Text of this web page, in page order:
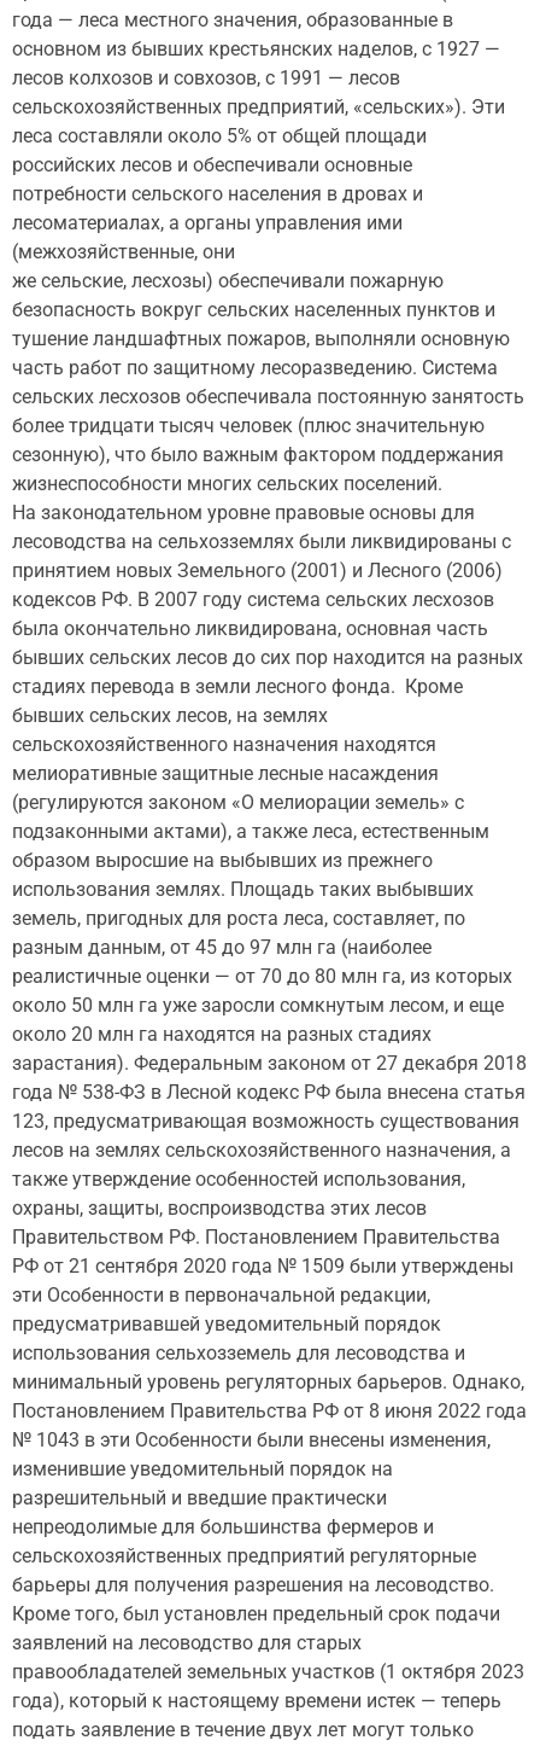
года — леса местного значения, образованные в
основном из бывших крестьянских наделов, с 1927 —
лесов колхозов и совхозов, с 1991 — лесов
сельскохозяйственных предприятий, «сельских»). Эти
леса составляли около 5% от общей площади
российских лесов и обеспечивали основные
потребности сельского населения в дровах и
лесоматериалах, а органы управления ими
(межхозяйственные, они
же сельские, лесхозы) обеспечивали пожарную
безопасность вокруг сельских населенных пунктов и
тушение ландшафтных пожаров, выполняли основную
часть работ по защитному лесоразведению. Система
сельских лесхозов обеспечивала постоянную занятость
более тридцати тысяч человек (плюс значительную
сезонную), что было важным фактором поддержания
жизнеспособности многих сельских поселений.
На законодательном уровне правовые основы для
лесоводства на сельхозземлях были ликвидированы с
принятием новых Земельного (2001) и Лесного (2006)
кодексов РФ. В 2007 году система сельских лесхозов
была окончательно ликвидирована, основная часть
бывших сельских лесов до сих пор находится на разных
стадиях перевода в земли лесного фонда. Кроме
бывших сельских лесов, на землях
сельскохозяйственного назначения находятся
мелиоративные защитные лесные насаждения
(регулируются законом «О мелиорации земель» с
подзаконными актами), а также леса, естественным
образом выросшие на выбывших из прежнего
использования землях. Площадь таких выбывших
земель, пригодных для роста леса, составляет, по
разным данным, от 45 до 97 млн га (наиболее
реалистичные оценки — от 70 до 80 млн га, из которых
около 50 млн га уже заросли сомкнутым лесом, и еще
около 20 млн га находятся на разных стадиях
зарастания). Федеральным законом от 27 декабря 2018
года № 538-ФЗ в Лесной кодекс РФ была внесена статья
123, предусматривающая возможность существования
лесов на землях сельскохозяйственного назначения, а
также утверждение особенностей использования,
охраны, защиты, воспроизводства этих лесов
Правительством РФ. Постановлением Правительства
РФ от 21 сентября 2020 года № 1509 были утверждены
эти Особенности в первоначальной редакции,
предусматривавшей уведомительный порядок
использования сельхозземель для лесоводства и
минимальный уровень регуляторных барьеров. Однако,
Постановлением Правительства РФ от 8 июня 2022 года
№ 1043 в эти Особенности были внесены изменения,
изменившие уведомительный порядок на
разрешительный и введшие практически
непреодолимые для большинства фермеров и
сельскохозяйственных предприятий регуляторные
барьеры для получения разрешения на лесоводство.
Кроме того, был установлен предельный срок подачи
заявлений на лесоводство для старых
правообладателей земельных участков (1 октября 2023
года), который к настоящему времени истек — теперь
подать заявление в течение двух лет могут только